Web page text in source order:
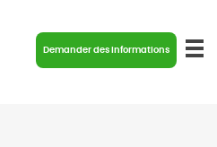
Demander des informations